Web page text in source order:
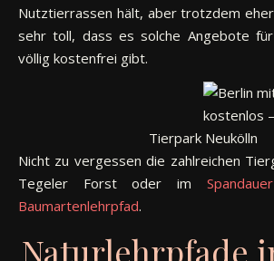
Nutztierrassen hält, aber trotzdem
sehr toll, dass es solche Angebote für
völlig kostenfrei gibt.
Tierpark Neukölln
Nicht zu vergessen die zahlreichen
Tegeler Forst oder im
Baumartenlehrpfad.
Naturlehrpfade